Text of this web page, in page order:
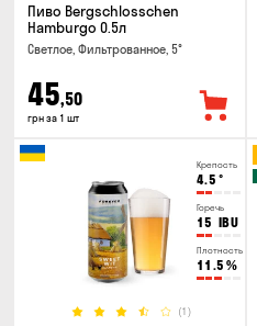
Пиво Bergschlosschen
Hamburgo 0.5л
Светлое, Фильтрованное, 5°
45,50
грн за 1 шт
Крепость
4.5 °
Горечь
15 IBU
Плотность
11.5 %
(1)